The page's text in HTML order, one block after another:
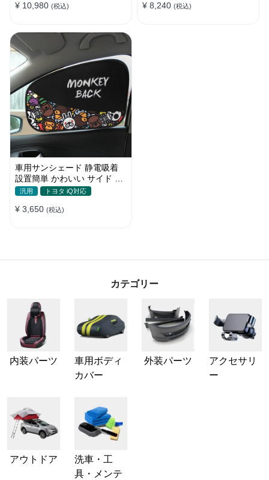
¥ 10,980 (税込)
バッグ付き 便利グッズ 環境
¥ 8,240 (税込)
車用サンシェード 静電吸着
設置簡単 かわいい サイド ブ
ラインド 日除け 遮光 遮熱 プ
汎用 トヨタ iQ対応
¥ 3,650 (税込)
カテゴリー
内装パーツ
車用ボディ
カバー
外装パーツ
アクセサリ
ー
アウトドア
洗車・工
具・メンテ